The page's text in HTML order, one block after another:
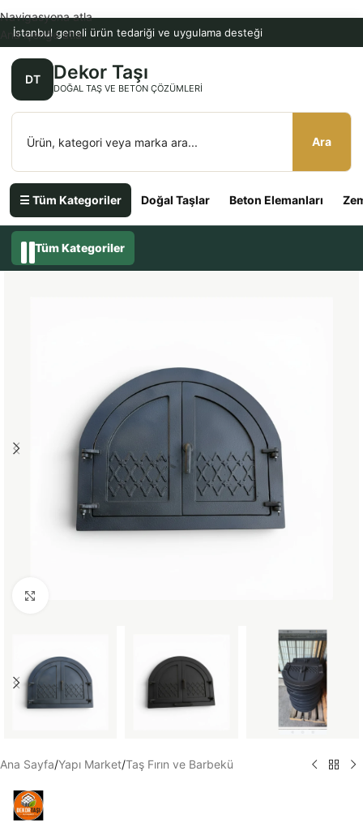
İstanbul geneli ürün tedariği ve uygulama desteği
DT Dekor Taşı
DOĞAL TAŞ VE BETON ÇÖZÜMLERI
Ara
☰ Tüm Kategoriler Doğal Taşlar Beton Elemanları
Navigasyona atla
Ana içeriğe atla
Tüm Kategoriler
Ana Sayfa/Yapı Market/Taş Fırın ve Barbekü